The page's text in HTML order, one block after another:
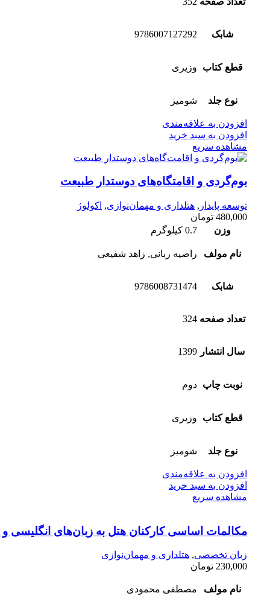
شابک 9786007127292
قطع کتاب وزیری
نوع جلد شومیز
افزودن به علاقه‌مندی
افزودن به سبد خرید
مشاهده سریع
بوم‌گردی و اقامتگاه‌های دوستدار طبیعت
توسعه پایدار , هتلداری و مهمان‌نوازی, اکولوژ
480,000 تومان
وزن
0.7 کیلوگرم
نام مولف راضیه ربانی, زاهد شفیعی
شابک 9786008731474
تعداد صفحه 324
سال انتشار 1399
نوبت چاپ دوم
قطع کتاب وزیری
نوع جلد شومیز
افزودن به علاقه‌مندی
افزودن به سبد خرید
مشاهده سریع
مکالمات ‌اساسی کارکنان ‌هتل به‌ زبان‌‌های‌ انگلیسی
زبان تخصصی, هتلداری و مهمان‌نوازی
230,000 تومان
نام مولف مصطفی محمودی